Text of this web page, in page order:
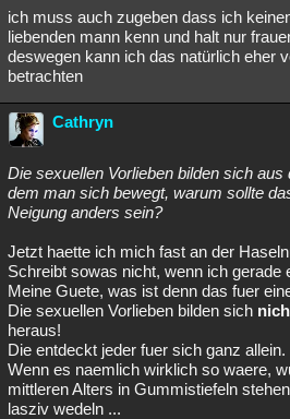
ich muss auch zugeben dass ich
liebenden mann kenn und halt nur
deswegen kann ich das natürlich eher
betrachten
Cathryn
Die sexuellen Vorlieben bilden sich
dem man sich bewegt, warum sollte
Neigung anders sein?
Jetzt haette ich mich fast an der
Schreibt sowas nicht, wenn ich gerade
Meine Guete, was ist denn das fuer
Die sexuellen Vorlieben bilden sich
heraus!
Die entdeckt jeder fuer sich ganz allein.
Wenn es naemlich wirklich so waere,
mittleren Alters in Gummistiefeln
lasziv wedeln ...